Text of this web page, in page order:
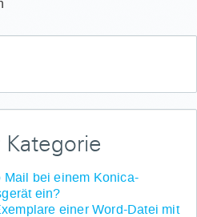
Kategorie
Mail bei einem Konica-
ein?
einer Word-Datei mit